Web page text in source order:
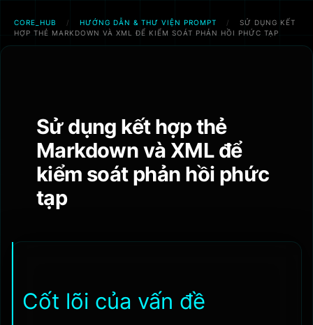
CORE_HUB / HƯỚNG DẪN & THƯ VIỆN PROMPT /
SỬ DỤNG KẾT
HỢP THẺ MARKDOWN VÀ XML ĐỂ KIỂM SOÁT PHẢN HỒI PHỨC TẠP
Chuyển
Sử dụng kết hợp thẻ
Markdown và XML để
kiểm soát phản hồi phức
tạp
Cốt lõi của vấn đề